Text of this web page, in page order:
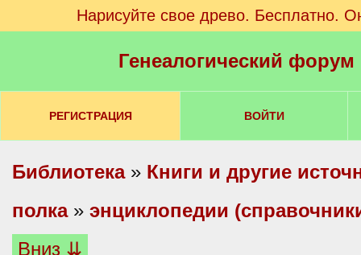
Нарисуйте свое древо. Бесплатно.
Генеалогический
РЕГИСТРАЦИЯ ВОЙТИ
Библиотека» Книги и другие
полка» энциклопедии
Вниз ⇊